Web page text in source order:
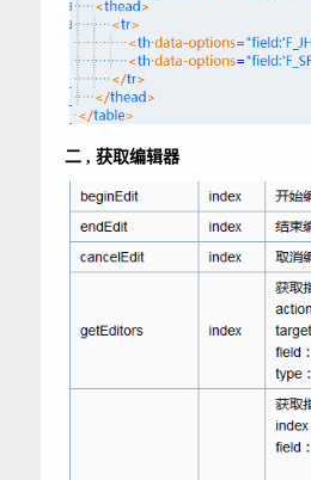
二 , 获取编辑器